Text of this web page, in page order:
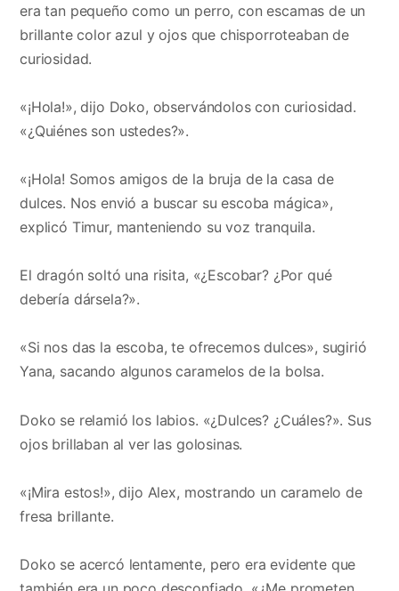
era tan pequeño como un perro, con escamas de un
brillante color azul y ojos que chisporroteaban de
curiosidad.
«¡Hola!», dijo Doko, observándolos con curiosidad.
«¿Quiénes son ustedes?».
«¡Hola! Somos amigos de la bruja de la casa de
dulces. Nos envió a buscar su escoba mágica»,
explicó Timur, manteniendo su voz tranquila.
El dragón soltó una risita, «¿Escobar? ¿Por qué
debería dársela?».
«Si nos das la escoba, te ofrecemos dulces», sugirió
Yana, sacando algunos caramelos de la bolsa.
Doko se relamió los labios. «¿Dulces? ¿Cuáles?». Sus
ojos brillaban al ver las golosinas.
«¡Mira estos!», dijo Alex, mostrando un caramelo de
fresa brillante.
Doko se acercó lentamente, pero era evidente que